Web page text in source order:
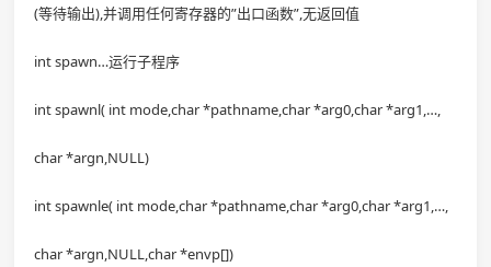
(等待输出),并调用任何寄存器的”出口函数”,无返回值
int spawn…运行子程序
int spawnl( int mode,char *pathname,char *arg0,char *arg1,…,
char *argn,NULL)
int spawnle( int mode,char *pathname,char *arg0,char *arg1,…,
char *argn,NULL,char *envp[])